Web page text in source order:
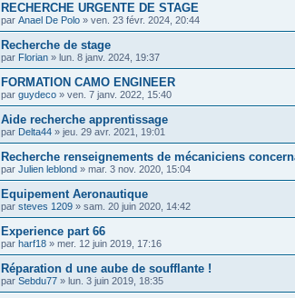
RECHERCHE URGENTE DE STAGE
par Anael De Polo » ven. 23 févr. 2024, 20:44
Recherche de stage
par Florian » lun. 8 janv. 2024, 19:37
FORMATION CAMO ENGINEER
par guydeco » ven. 7 janv. 2022, 15:40
Aide recherche apprentissage
par Delta44 » jeu. 29 avr. 2021, 19:01
Recherche renseignements de mécaniciens
par Julien leblond » mar. 3 nov. 2020, 15:04
Equipement Aeronautique
par steves 1209 » sam. 20 juin 2020, 14:42
Experience part 66
par harf18 » mer. 12 juin 2019, 17:16
Réparation d une aube de soufflante !
par Sebdu77 » lun. 3 juin 2019, 18:35